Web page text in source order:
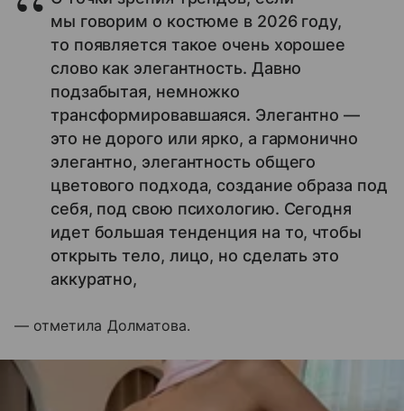
мы говорим о костюме в 2026 году,
то появляется такое очень хорошее
слово как элегантность. Давно
подзабытая, немножко
трансформировавшаяся. Элегантно —
это не дорого или ярко, а гармонично
элегантно, элегантность общего
цветового подхода, создание образа под
себя, под свою психологию. Сегодня
идет большая тенденция на то, чтобы
открыть тело, лицо, но сделать это
аккуратно,
— отметила Долматова.